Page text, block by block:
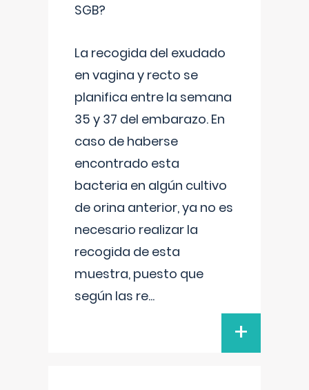
SGB?
La recogida del exudado
en vagina y recto se
planifica entre la semana
35 y 37 del embarazo. En
caso de haberse
encontrado esta
bacteria en algún cultivo
de orina anterior, ya no es
necesario realizar la
recogida de esta
muestra, puesto que
según las re...
+